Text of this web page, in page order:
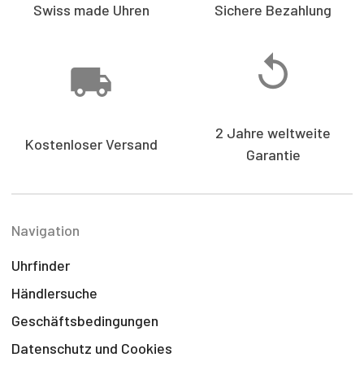
Swiss made Uhren Sichere Bezahlung
Kostenloser Versand
2 Jahre weltweite
Garantie
Navigation
Uhrfinder
Händlersuche
Geschäftsbedingungen
Datenschutz und Cookies